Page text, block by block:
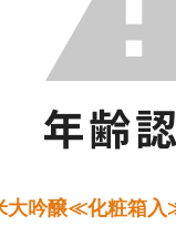
大吟醸≪化粧箱